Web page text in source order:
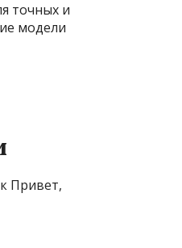
точных и
модели
к Привет,